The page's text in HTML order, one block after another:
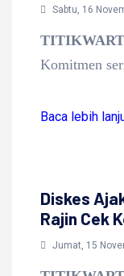
Sabtu, 16
Komitmen
Baca lebih
Diskes
Rajin Cek
Jumat, 15